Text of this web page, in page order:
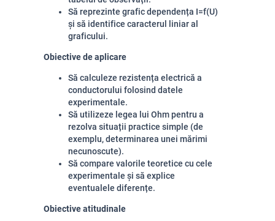
Să reprezinte grafic dependența I=f(U)
și să identifice caracterul liniar al
graficului.
Obiective de aplicare
Să calculeze rezistența electrică a
conductorului folosind datele
experimentale.
Să utilizeze legea lui Ohm pentru a
rezolva situații practice simple (de
exemplu, determinarea unei mărimi
necunoscute).
Să compare valorile teoretice cu cele
experimentale și să explice
eventualele diferențe.
Obiective atitudinale